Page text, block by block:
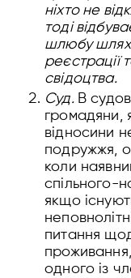
ніхто не
тоді
шлюбу
реєстрації
свідоцтва.
Суд. В
громадяни,
відносини
подружжя,
коли
спільного-
якщо
питання
одного із